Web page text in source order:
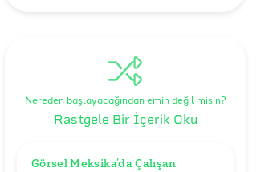
Nereden başlayacağından emin değil misin?
Rastgele Bir İçerik Oku
Görsel Meksika’da Çalışan